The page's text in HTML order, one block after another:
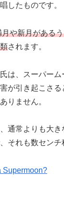
したものです。
や新月がある
されます。
は、スーパー
が引き起こさ
りません。
通常よりも大
それも数センチ
Supermoon?